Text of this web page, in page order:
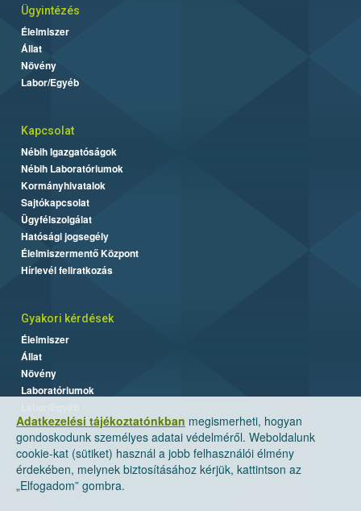
Adatkezelési tájékoztatónkban megismerheti, hogyan
gondoskodunk személyes adatai védelméről. Weboldalunk
cookie-kat (sütiket) használ a jobb felhasználói élmény
érdekében, melynek biztosításához kérjük, kattintson az
„Elfogadom” gombra.
Ügyintézés
Élelmiszer
Állat
Növény
Labor/Egyéb
Kapcsolat
Nébih Igazgatóságok
Nébih Laboratóriumok
Kormányhivatalok
Sajtókapcsolat
Ügyfélszolgálat
Hatósági jogsegély
Élelmiszermentő Központ
Hírlevél feliratkozás
Gyakori kérdések
Élelmiszer
Állat
Növény
Laboratóriumok